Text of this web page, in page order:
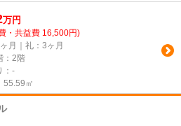
万円
・共益費 16,500円)
月｜礼：3ヶ月
：2階
：-
55.59㎡